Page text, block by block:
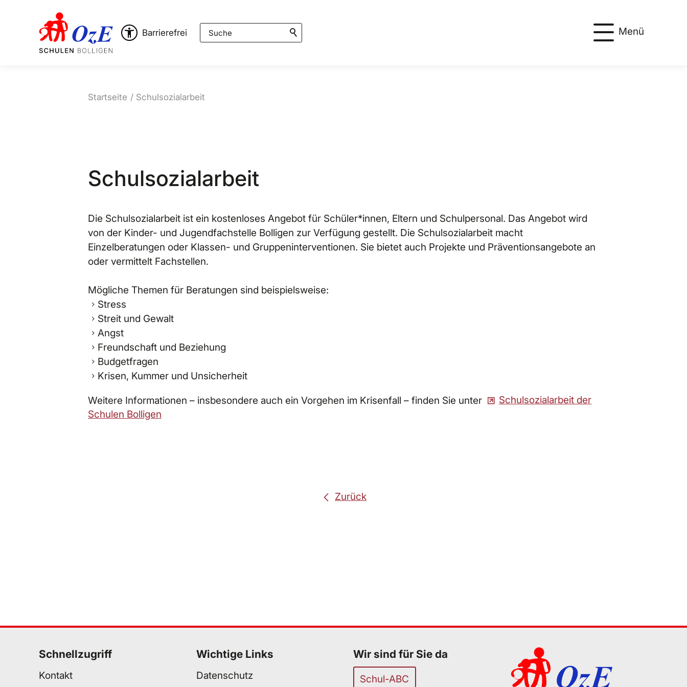
Barrierefrei Suche Menü
Startseite Schulsozialarbeit
Schulsozialarbeit
Die Schulsozialarbeit ist ein kostenloses Angebot für Schüler*innen, Eltern und Schulpersonal. Das Angebot wird
von der Kinder- und Jugendfachstelle Bolligen zur Verfügung gestellt. Die Schulsozialarbeit macht
Einzelberatungen oder Klassen- und Gruppeninterventionen. Sie bietet auch Projekte und Präventionsangebote an
oder vermittelt Fachstellen.
Mögliche Themen für Beratungen sind beispielsweise:
Stress
Streit und Gewalt
Angst
Freundschaft und Beziehung
Budgetfragen
Krisen, Kummer und Unsicherheit
Weitere Informationen – insbesondere auch ein Vorgehen im Krisenfall – finden Sie unter
Schulsozialarbeit der
Schulen Bolligen
Zurück
Schnellzugriff
Kontakt
Wichtige Links
Datenschutz
Wir sind für Sie da
Schul-ABC